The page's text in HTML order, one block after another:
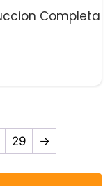
Completa
29 →